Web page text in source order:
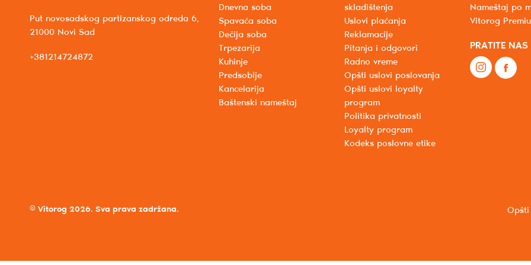
Put novosadskog partizanskog odreda 6,
21000 Novi Sad
+381214724872
Dnevna soba
Spavaća soba
Dečija soba
Trpezarija
Kuhinje
Predsoblje
Kancelarija
Baštenski nameštaj
skladištenja
Uslovi plaćanja
Reklamacije
Pitanja i odgovori
Radno vreme
Opšti uslovi poslovanja
Opšti uslovi loyalty
program
Politika privatnosti
Loyalty program
Kodeks poslovne etike
Nameštaj po
Vitorog
PRATITE NAS
© Vitorog 2026. Sva prava zadržana.